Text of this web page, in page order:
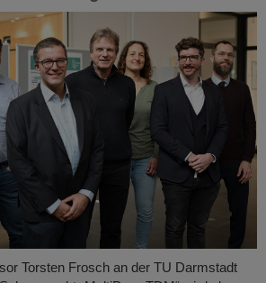
Torsten Frosch an der TU Darmstadt